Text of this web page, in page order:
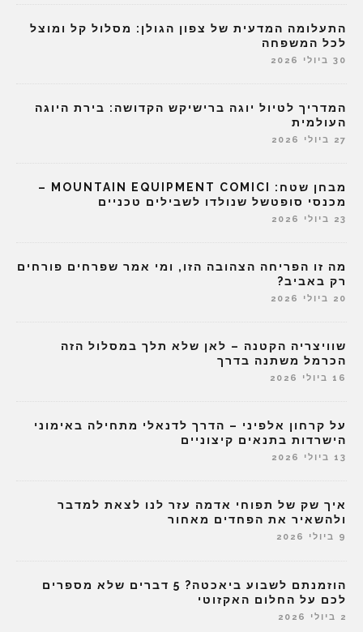
התעלומה המדעית של צפון הגולן: מסלול קל ומוצל
לכל המשפחה
30 ביולי 2026
המדריך לטיול יוגה ברישיקש הקדושה: בירת היוגה
העולמית
27 ביולי 2026
מבחן שטח: MOUNTAIN EQUIPMENT COMICI –
מכנסי סופטשל שנולדו לשבילים טכניים
23 ביולי 2026
מה זו הפריחה הצהובה הזו, ומי אמר שפרחים פורחים
רק באביב?
20 ביולי 2026
שוויצריה הקטנה – לאן שלא תלך במסלול הזה
הכרמל משתנה בדרך
16 ביולי 2026
על קרחון אלפיני – הדרך לדנאלי מתחילה באימוני
הישרדות בתנאים קיצוניים
13 ביולי 2026
איך שק של תפוחי אדמה עזר לנו לצאת למדבר
ולהשאיר את הפחדים מאחור
9 ביולי 2026
הוזמנתם לשבוע ביאכטה? 5 דברים שלא מספרים
לכם על החלום האקזוטי
2 ביולי 2026